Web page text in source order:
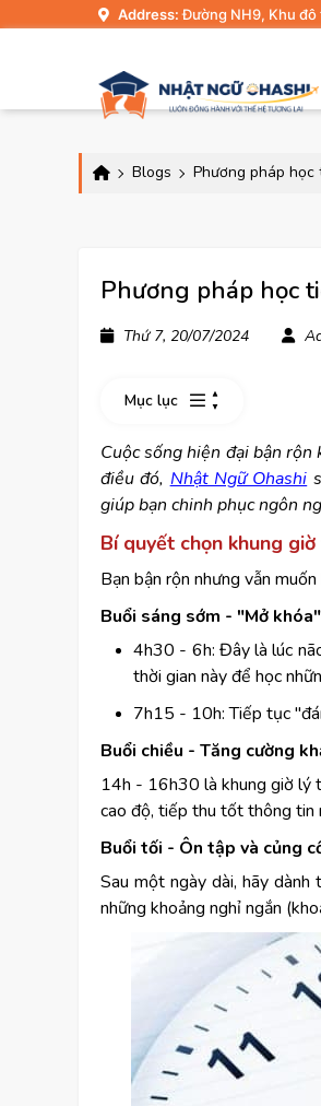
Address:Đường NH9, Khu đô
Blogs Phương pháp học
Phương pháp học
Thứ 7, 20/07/2024
Mục lục
Cuộc sống hiện đại bận
điều đó, Nhật Ngữ Ohashi
giúp bạn chinh phục ngôn
Bí quyết chọn khung
Bạn bận rộn nhưng vẫn
Buổi sáng sớm - "Mở
4h30 - 6h: Đây là lúc
thời gian này để học
7h15 - 10h: Tiếp tục
Buổi chiều - Tăng cường
14h - 16h30 là khung giờ lý
cao độ, tiếp thu tốt thông tin
Buổi tối - Ôn tập và củng
Sau một ngày dài, hãy
những khoảng nghỉ ngắn